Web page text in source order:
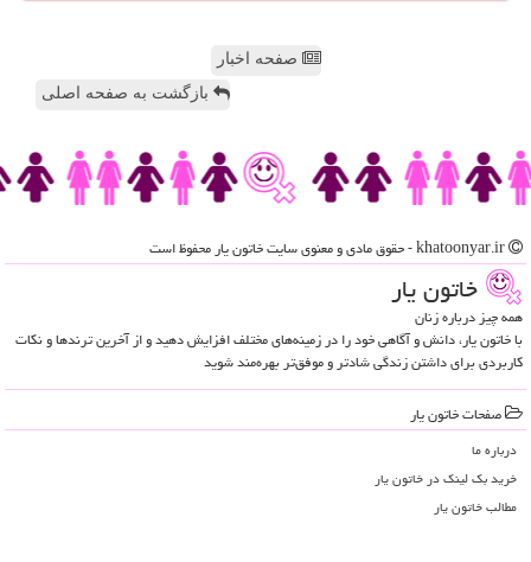
صفحه اخبار
بازگشت به صفحه اصلی
خاتون یار
همه چیز درباره زنان
با خاتون یار، دانش و آگاهی خود را در زمینه‌های مختلف افزایش دهید و از آخرین ترندها و نکات
کاربردی برای داشتن زندگی شادتر و موفق‌تر بهره‌مند شوید
صفحات خاتون یار
درباره ما
خرید بک لینک در خاتون یار
مطالب خاتون یار